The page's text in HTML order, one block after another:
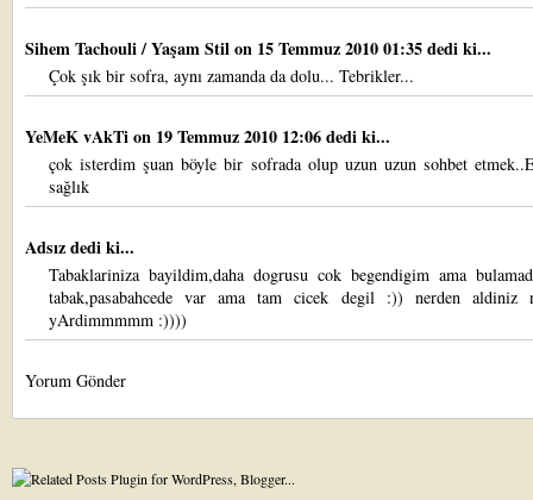
Sihem Tachouli / Yaşam Stilon 15 Temmuz 2010 01:35 dedi ki...
Çok şık bir sofra, aynı zamanda da dolu... Tebrikler...
YeMeK vAkTion 19 Temmuz 2010 12:06 dedi ki...
çok isterdim şuan böyle bir sofrada olup uzun uzun sohbet
sağlık
Adsız dedi ki...
Tabaklariniza bayildim,daha dogrusu cok begendigim ama
tabak,pasabahcede var ama tam cicek degil :)) nerden aldiniz
yArdimmmmm :))))
Yorum Gönder